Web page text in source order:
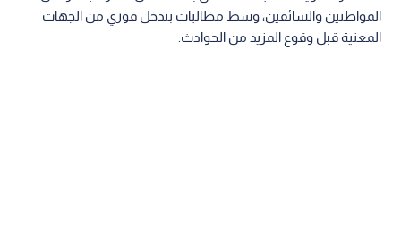
المواطنين والسائقين، وسط مطالبات بتدخل فوري من الجهات
المعنية قبل وقوع المزيد من الحوادث.